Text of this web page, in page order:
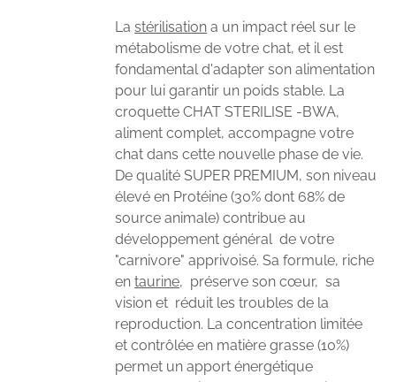
Lastérilisation a un impact réel sur le
métabolisme de votre chat, et il est
fondamental d'adapter son alimentation
pour lui garantir un poids stable. La
croquette CHAT STERILISE -BWA,
aliment complet, accompagne votre
chat dans cette nouvelle phase de vie.
De qualité SUPER PREMIUM, son niveau
élevé en Protéine (30% dont 68% de
source animale) contribue au
développement général de votre
"carnivore" apprivoisé. Sa formule, riche
entaurine, préserve son cœur, sa
vision et réduit les troubles de la
reproduction. La concentration limitée
et contrôlée en matière grasse (10%)
permet un apport énergétique